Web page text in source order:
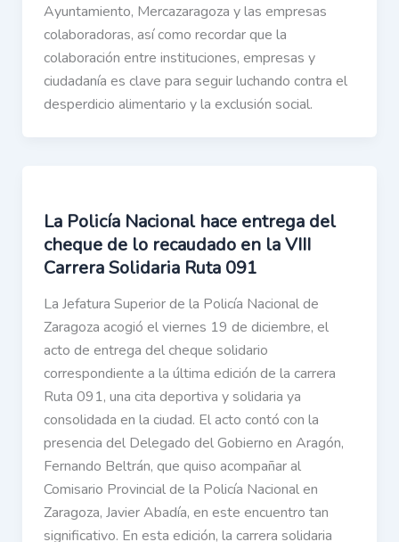
Ayuntamiento, Mercazaragoza y las empresas
colaboradoras, así como recordar que la
colaboración entre instituciones, empresas y
ciudadanía es clave para seguir luchando contra el
desperdicio alimentario y la exclusión social.
La Policía Nacional hace entrega del
cheque de lo recaudado en la VIII
Carrera Solidaria Ruta 091
La Jefatura Superior de la Policía Nacional de
Zaragoza acogió el viernes 19 de diciembre, el
acto de entrega del cheque solidario
correspondiente a la última edición de la carrera
Ruta 091, una cita deportiva y solidaria ya
consolidada en la ciudad. El acto contó con la
presencia del Delegado del Gobierno en Aragón,
Fernando Beltrán, que quiso acompañar al
Comisario Provincial de la Policía Nacional en
Zaragoza, Javier Abadía, en este encuentro tan
significativo. En esta edición, la carrera solidaria